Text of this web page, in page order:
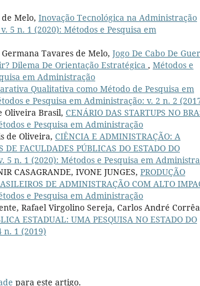
Melo, Inovação Tecnológica na Administração
5 n. 1 (2020): Métodos e Pesquisa em
Tavares de Melo, Jogo De Cabo De
Dilema De Orientação Estratégica , Métodos e
em Administração
Qualitativa como Método de Pesquisa em
e Pesquisa em Administração: v. 2 n. 2
Oliveira Brasil, CENÁRIO DAS STARTUPS NO
e Pesquisa em Administração
de Oliveira, CIÊNCIA E ADMINISTRAÇÃO: A
FACULDADES PÚBLICAS DO ESTADO DO
5 n. 1 (2020): Métodos e Pesquisa em
CASAGRANDE, IVONE JUNGES, PRODUÇÃO
DE ADMINISTRAÇÃO COM ALTO
e Pesquisa em Administração
Rafael Virgolino Sereja, Carlos André
ESTADUAL: UMA PESQUISA NO ESTADO DO
n. 1 (2019)
para este artigo.